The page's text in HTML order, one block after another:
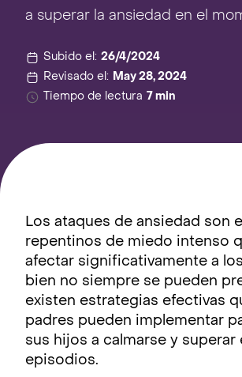
a superar la ansiedad en el
Subido el: 26/4/2024
Revisado el:
May 28, 2024
Tiempo de lectura 7 min
Los ataques de ansiedad son
repentinos de miedo intenso
afectar significativamente a
bien no siempre se pueden
existen estrategias efectivas
padres pueden implementar
sus hijos a calmarse y superar
episodios.